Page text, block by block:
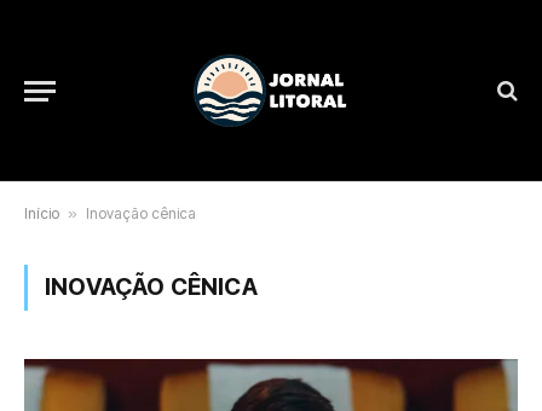
Início » Inovação cênica
INOVAÇÃO CÊNICA